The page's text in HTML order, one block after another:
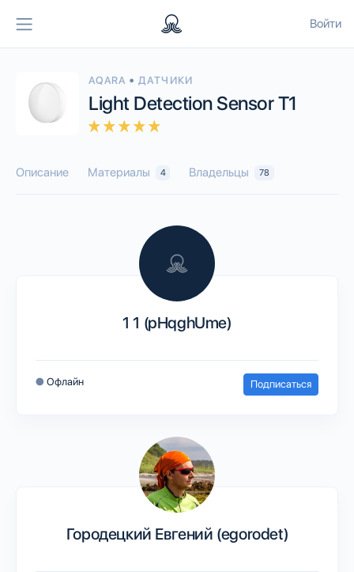
Войти
AQARA • ДАТЧИКИ
Light Detection Sensor T1
Описание Материалы 4 Владельцы 78
1 1 (pHqghUme)
● Офлайн Подписаться
Городецкий Евгений (egorodet)